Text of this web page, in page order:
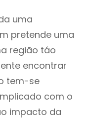
uma
pretende uma
região táo
encontrar
tem-se
com o
impacto da